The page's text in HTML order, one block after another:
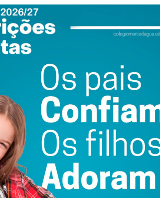
Imediato
forma regular a informação
e condições